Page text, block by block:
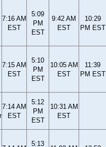
7:16 AM
EST
5:09
PM
EST
9:42 AM
EST
10:29
PM EST
7:15 AM
EST
5:10
PM
EST
10:05 AM
EST
11:39
PM EST
7:14 AM
EST
5:12
PM
EST
10:31 AM
EST
5:13